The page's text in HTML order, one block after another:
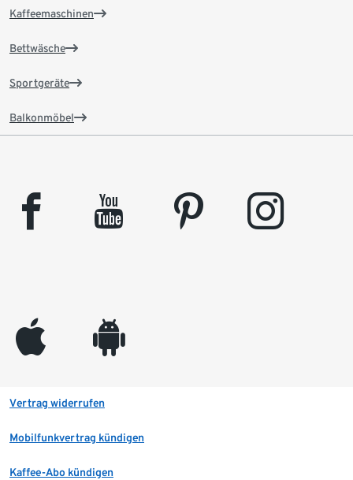
Kaffeemaschinen
Bettwäsche
Sportgeräte
Balkonmöbel
facebook youtube pinterest instagram
appleinc android
Vertrag widerrufen
Mobilfunkvertrag kündigen
Kaffee-Abo kündigen